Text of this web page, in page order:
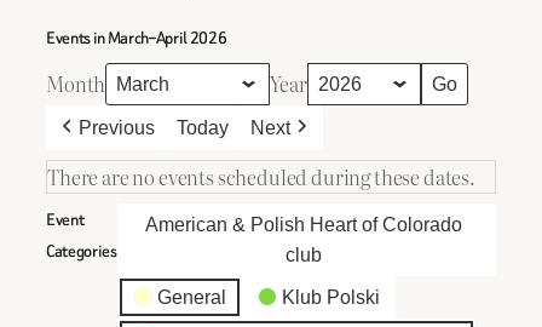
Events in March–April 2026
Month Year
Previous Today Next
There are no events scheduled during these dates.
Event
Categories
American & Polish Heart of Colorado
club
General Klub Polski